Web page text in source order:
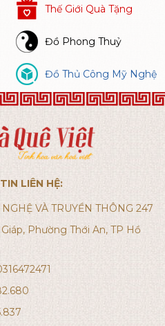
Thế Giới Quà Tặng
Đồ Phong Thuỷ
Đồ Thủ Công Mỹ Nghệ
LIÊN HỆ:
VÀ TRUYỀN THÔNG 247
Phường Thới An, TP Hồ